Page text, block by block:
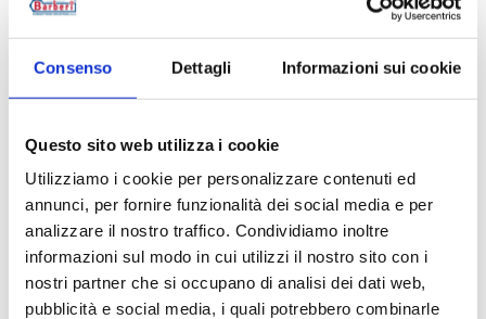
Consenso Dettagli Informazioni sui cookie
Questo sito web utilizza i cookie
Utilizziamo i cookie per personalizzare contenuti ed
annunci, per fornire funzionalità dei social media e per
analizzare il nostro traffico. Condividiamo inoltre
informazioni sul modo in cui utilizzi il nostro sito con i
nostri partner che si occupano di analisi dei dati web,
pubblicità e social media, i quali potrebbero combinarle
B7LE15WB0 20
B7LE15BM0 2 20
Descripción
Documentación